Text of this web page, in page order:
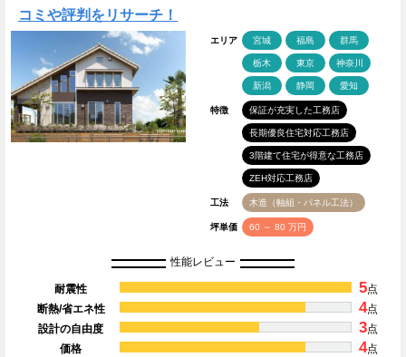
コミや評判をリサーチ！
エリア 宮城 福島 群馬
栃木 東京 神奈川
新潟 静岡 愛知
特徴 保証が充実した工務店
長期優良住宅対応工務店
3階建て住宅が得意な工務店
ZEH対応工務店
工法 木造（軸組・パネル工法）
坪単価 60 ～ 80 万円
性能レビュー
耐震性 5点
断熱/省エネ性
4点
設計の自由度
3点
価格
4点